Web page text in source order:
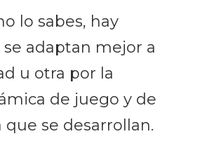
lo sabes, hay
adaptan mejor a
u otra por la
de juego y de
que se desarrollan.